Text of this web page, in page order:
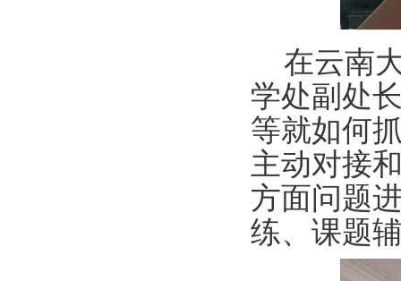
在云南
学处副处
等就如何
主动对接
方面问题
练、课题